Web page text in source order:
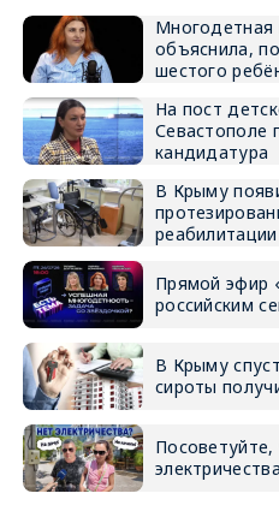
Многодетная
объяснила,
шестого
На пост
Севастополе
кандидатура
В Крыму
реабилитации
Прямой эфир
российским
В Крыму
сироты
Посоветуйте,